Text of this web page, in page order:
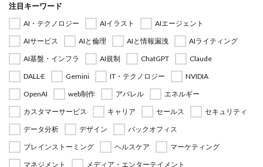
注目キーワード
AI・テクノロジー AIイラスト
AIエージェント
AIサービス
AIと倫理 AIと情報漏洩
AIライティング
AI基盤・インフラ
AI規制 ChatGPT
Claude
DALL·E
Gemini IT・テクノロジー
NVIDIA
OpenAI
web制作 アパレル
エネルギー
カスタマーサービス
キャリア セールス
セキュリティ
データ分析
デザイン
バックオフィス
ブレインストーミング
ヘルスケア
マーケティング
マネジメント
メディア・エンターテイメント